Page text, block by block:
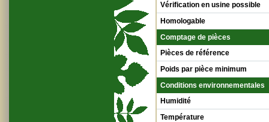
Vérification en usine possible
Homologable
Comptage de pièces
Pièces de référence
Poids par pièce minimum
Conditions environnementales
Humidité
Température